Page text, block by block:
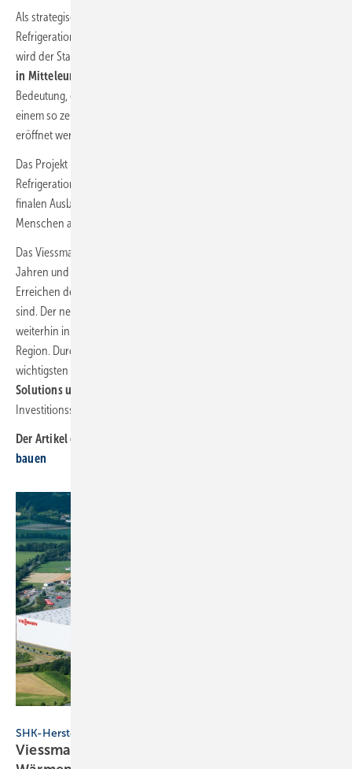
Als strategische Ergänzung zu den bestehenden Werken von
Refrigeration Solutions in Hof (Deutschland) und Porvoo (Finnland)
wird der Standort Legnica eine noch
in Mitteleuropa
Bedeutung, dass die Logistik für die osteuropäischen Märkte von
einem so zentralen Standort aus erfolgt. 2022 soll der neue Standort
eröffnet werden, die Rekrutierung des Teams ist in vollem Gange.
Das Projekt ist die größte Einzelinvestition des Geschäftsbereichs
Refrigeration Solutions seit seiner Gründung im Jahr 2013. In der
finalen Ausbaustufe sollen am neuen Standort in Legnica bis zu 200
Menschen arbeiten.
Das Viessmann-Werk für Klimalösungen in Legnica besteht bereits seit
Jahren und produziert vor allem
Erreichen der globalen energie- und klimapolitischen Ziele so wichtig
sind. Der neue Standort ist nur der Anfang, denn Viessmann investiert
weiterhin in erheblichem Umfang in die Weiterentwicklung der
Region. Durch die räumliche Nähe der beiden größten und
wichtigsten Geschäftsbereiche des Unternehmens,
Solutions und Refrigeration Solutions
Investitionssynergien genutzt. ■
Der Artikel gehört zur
bauen
SHK-Hersteller
Viessmann investiert 1 Mrd. Euro mit Fokus